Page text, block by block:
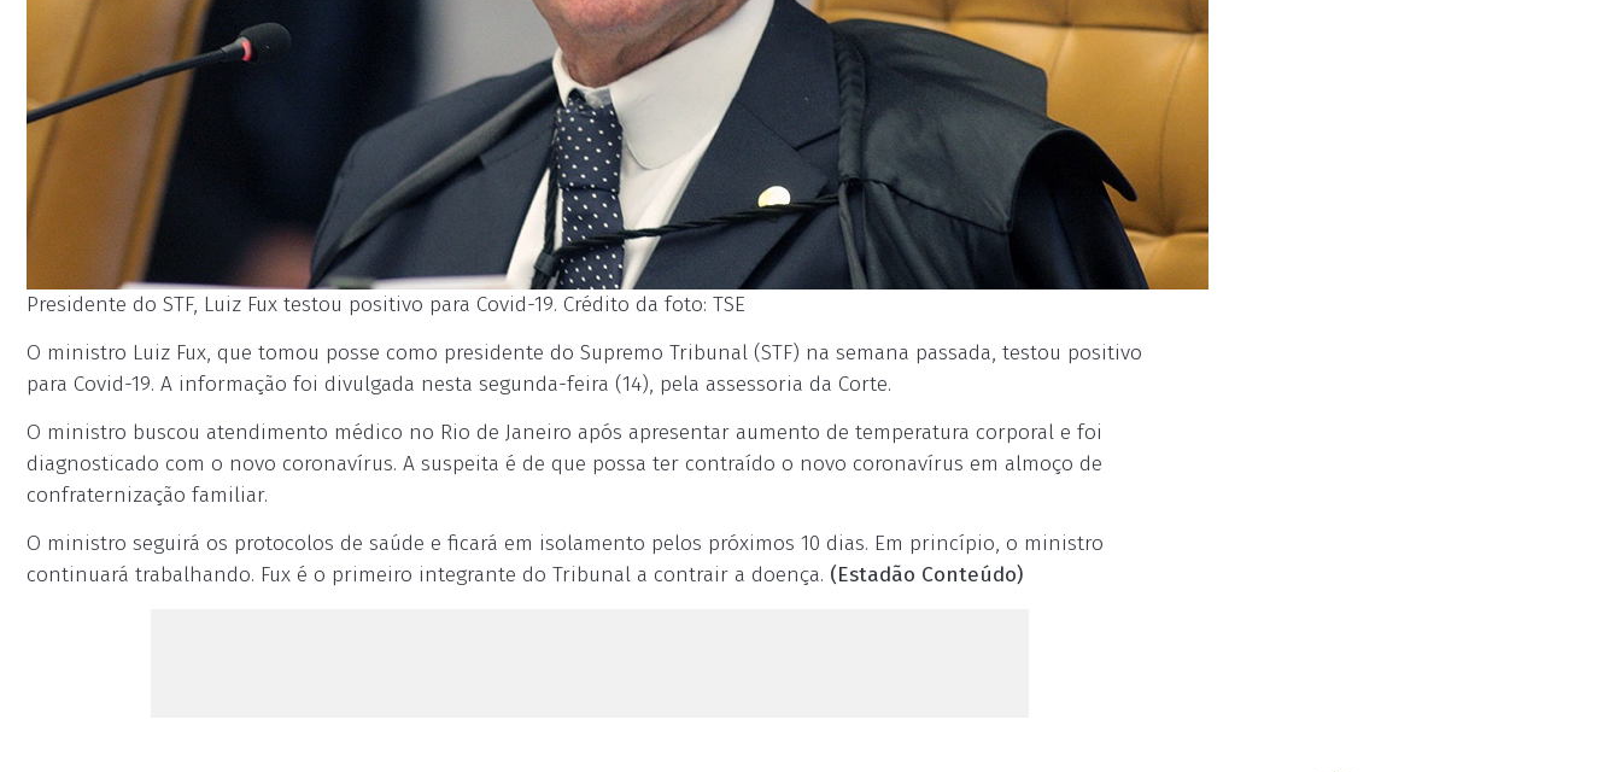
Presidente do STF, Luiz Fux testou positivo para Covid-19. Crédito da foto: TSE
O ministro Luiz Fux, que tomou posse como presidente do Supremo Tribunal (STF) na semana passada, testou positivo
para Covid-19. A informação foi divulgada nesta segunda-feira (14), pela assessoria da Corte.
O ministro buscou atendimento médico no Rio de Janeiro após apresentar aumento de temperatura corporal e foi
diagnosticado com o novo coronavírus. A suspeita é de que possa ter contraído o novo coronavírus em almoço de
confraternização familiar.
O ministro seguirá os protocolos de saúde e ficará em isolamento pelos próximos 10 dias. Em princípio, o ministro
continuará trabalhando. Fux é o primeiro integrante do Tribunal a contrair a doença. (Estadão Conteúdo)